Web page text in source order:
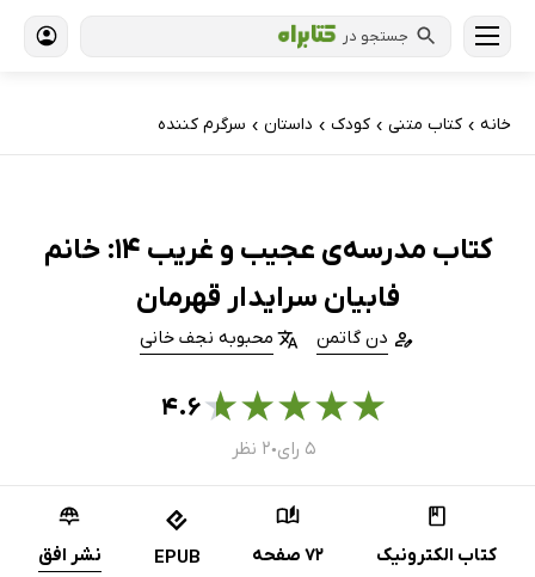
جستجو در
خانه › کتاب‌ متنی › کودک › داستان › سرگرم کننده
کتاب مدرسه‌ی عجیب و غریب 14: خانم
فابیان سرایدار قهرمان
دن گاتمن محبوبه نجف خانی
★
★
★
★
★۴.۶
۵ رای ● ۲ نظر
کتاب الکترونیک 72 صفحه EPUB نشر افق